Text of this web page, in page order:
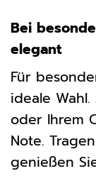
Bei
elegant
Für
ideale
oder Ihrem
Note.
genießen